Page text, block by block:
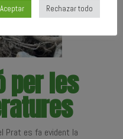
per les
Prat es fa evident la
Aceptar Rechazar todo